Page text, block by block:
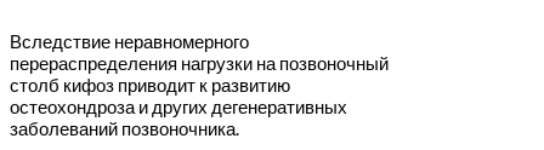
Вследствие неравномерного
перераспределения нагрузки на позвоночный
столб кифоз приводит к развитию
остеохондроза и других дегенеративных
заболеваний позвоночника.